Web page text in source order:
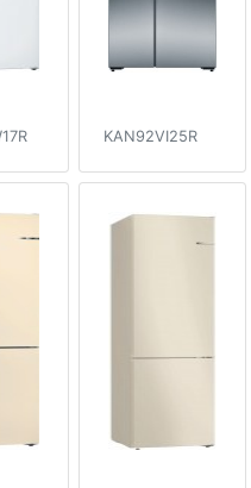
KAN92VI25R